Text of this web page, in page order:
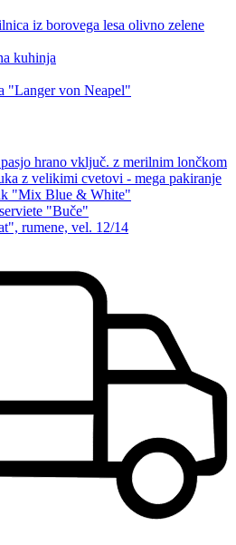
iz borovega lesa olivno zelene
kuhinja
"Langer von Neapel"
hrano vključ. z merilnim lončkom
z velikimi cvetovi - mega pakiranje
"Mix Blue & White"
"Buče"
rumene, vel. 12/14